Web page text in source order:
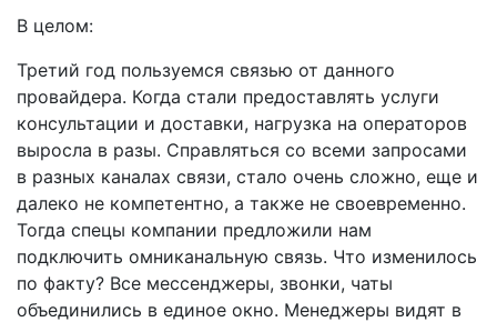
В целом:
Третий год пользуемся связью от данного
провайдера. Когда стали предоставлять услуги
консультации и доставки, нагрузка на операторов
выросла в разы. Справляться со всеми запросами
в разных каналах связи, стало очень сложно, еще и
далеко не компетентно, а также не своевременно.
Тогда спецы компании предложили нам
подключить омниканальную связь. Что изменилось
по факту? Все мессенджеры, звонки, чаты
объединились в единое окно. Менеджеры видят в